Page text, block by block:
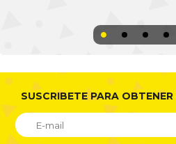
SUSCRIBETE PARA OBTENER